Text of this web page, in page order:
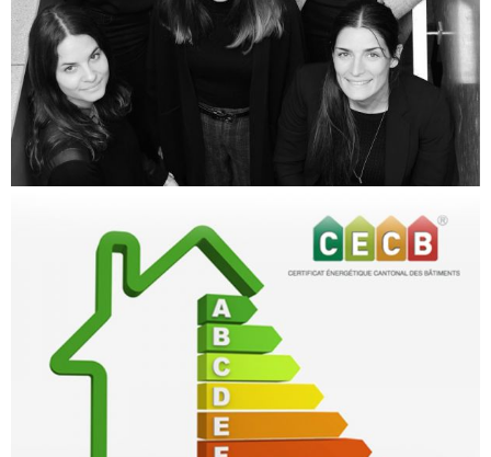
Architecture d’intérieur